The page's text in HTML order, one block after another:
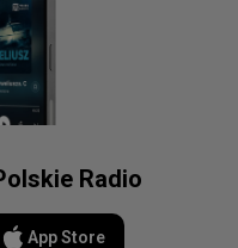
Radio
App Store